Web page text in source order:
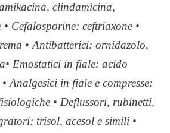
clindamicina,
Cefalosporine: ceftriaxone •
• Antibatterici: ornidazolo,
Emostatici in fiale: acido
Analgesici in fiale e compresse:
• Deflussori, rubinetti,
trisol, acesol e simili •